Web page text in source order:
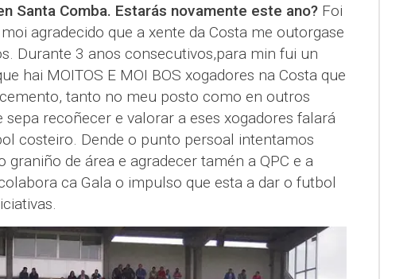
Santa Comba. Estarás novamente este ano?Foi
agradecido que a xente da Costa me outorgase
Durante 3 anos consecutivos,para min fui un
hai MOITOS E MOI BOS xogadores na Costa que
tanto no meu posto como en outros
sepa recoñecer e valorar a eses xogadores falará
costeiro. Dende o punto persoal intentamos
graniño de área e agradecer tamén a QPC e a
ca Gala o impulso que esta a dar o futbol